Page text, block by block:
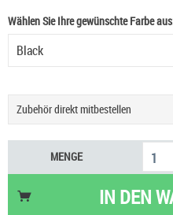
Wählen Sie Ihre gewünschte Farbe
Zubehör direkt mitbestellen
Refillable Pod Leerpod ELFA
Elf Bar Elfa Pods - Alle Sorten
Cherry Tobacco Prefilled Pod
MENGE
IN DEN